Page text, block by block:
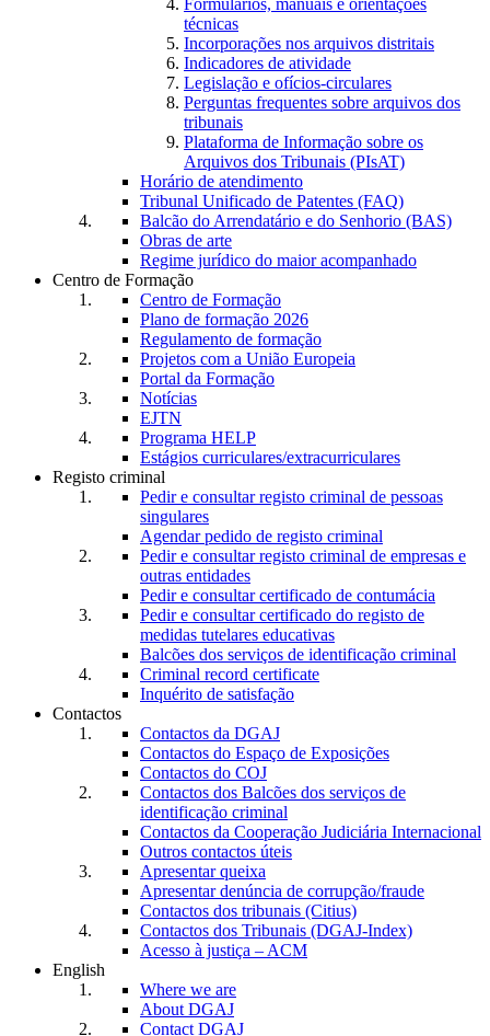
Formulários, manuais e orientações
técnicas
Incorporações nos arquivos distritais
Indicadores de atividade
Legislação e ofícios-circulares
Perguntas frequentes sobre arquivos dos
tribunais
Plataforma de Informação sobre os
Arquivos dos Tribunais (PIsAT)
Horário de atendimento
Tribunal Unificado de Patentes (FAQ)
Balcão do Arrendatário e do Senhorio (BAS)
Obras de arte
Regime jurídico do maior acompanhado
Centro de Formação
Centro de Formação
Plano de formação 2026
Regulamento de formação
Projetos com a União Europeia
Portal da Formação
Notícias
EJTN
Programa HELP
Estágios curriculares/extracurriculares
Registo criminal
Pedir e consultar registo criminal de pessoas
singulares
Agendar pedido de registo criminal
Pedir e consultar registo criminal de empresas e
outras entidades
Pedir e consultar certificado de contumácia
Pedir e consultar certificado do registo de
medidas tutelares educativas
Balcões dos serviços de identificação criminal
Criminal record certificate
Inquérito de satisfação
Contactos
Contactos da DGAJ
Contactos do Espaço de Exposições
Contactos do COJ
Contactos dos Balcões dos serviços de
identificação criminal
Contactos da Cooperação Judiciária Internacional
Outros contactos úteis
Apresentar queixa
Apresentar denúncia de corrupção/fraude
Contactos dos tribunais (Citius)
Contactos dos Tribunais (DGAJ-Index)
Acesso à justiça – ACM
English
Where we are
About DGAJ
Contact DGAJ